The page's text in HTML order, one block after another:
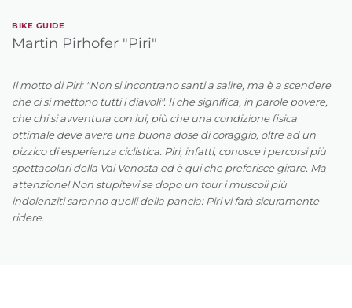
BIKE GUIDE
Martin Pirhofer "Piri"
Il motto di Piri: "Non si incontrano santi a salire, ma è a scendere
che ci si mettono tutti i diavoli". Il che significa, in parole povere,
che chi si avventura con lui, più che una condizione fisica
ottimale deve avere una buona dose di coraggio, oltre ad un
pizzico di esperienza ciclistica. Piri, infatti, conosce i percorsi più
spettacolari della Val Venosta ed è qui che preferisce girare. Ma
attenzione! Non stupitevi se dopo un tour i muscoli più
indolenziti saranno quelli della pancia: Piri vi farà sicuramente
ridere.